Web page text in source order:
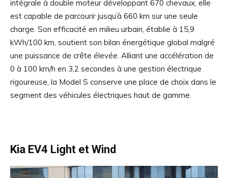
intégrale à double moteur développant 670 chevaux, elle
est capable de parcourir jusqu’à 660 km sur une seule
charge. Son efficacité en milieu urbain, établie à 15,9
kWh/100 km, soutient son bilan énergétique global malgré
une puissance de crête élevée. Alliant une accélération de
0 à 100 km/h en 3,2 secondes à une gestion électrique
rigoureuse, la Model S conserve une place de choix dans le
segment des véhicules électriques haut de gamme.
Kia EV4 Light et Wind